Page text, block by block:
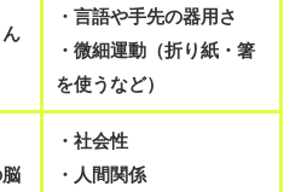
・言語や手先の器用さ
・微細運動（折り紙・箸
を使うなど）
・社会性
・人間関係